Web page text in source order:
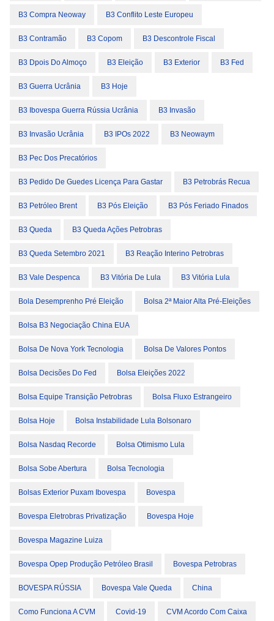
B3 Compra Neoway B3 Conflito Leste Europeu
B3 Contramão B3 Copom B3 Descontrole Fiscal
B3 Dpois Do Almoço B3 Eleição B3 Exterior B3 Fed
B3 Guerra Ucrânia B3 Hoje
B3 Ibovespa Guerra Rússia Ucrânia B3 Invasão
B3 Invasão Ucrânia B3 IPOs 2022 B3 Neowaym
B3 Pec Dos Precatórios
B3 Pedido De Guedes Licença Para Gastar B3 Petrobrás Recua
B3 Petróleo Brent B3 Pós Eleição B3 Pós Feriado Finados
B3 Queda B3 Queda Ações Petrobras
B3 Queda Setembro 2021 B3 Reação Interino Petrobras
B3 Vale Despenca B3 Vitória De Lula B3 Vitória Lula
Bola Desemprenho Pré Eleição Bolsa 2ª Maior Alta Pré-Eleições
Bolsa B3 Negociação China EUA
Bolsa De Nova York Tecnologia Bolsa De Valores Pontos
Bolsa Decisões Do Fed Bolsa Eleições 2022
Bolsa Equipe Transição Petrobras Bolsa Fluxo Estrangeiro
Bolsa Hoje Bolsa Instabilidade Lula Bolsonaro
Bolsa Nasdaq Recorde Bolsa Otimismo Lula
Bolsa Sobe Abertura Bolsa Tecnologia
Bolsas Exterior Puxam Ibovespa Bovespa
Bovespa Eletrobras Privatização Bovespa Hoje
Bovespa Magazine Luiza
Bovespa Opep Produção Petróleo Brasil Bovespa Petrobras
BOVESPA RÚSSIA Bovespa Vale Queda China
Como Funciona A CVM Covid-19 CVM Acordo Com Caixa